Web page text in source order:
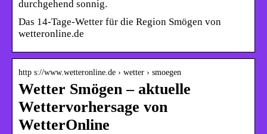
durchgehend sonnig.
Das 14-Tage-Wetter für die Region Smögen von
wetteronline.de
http s://www.wetteronline.de › wetter › smoegen
Wetter Smögen – aktuelle
Wettervorhersage von
WetterOnline